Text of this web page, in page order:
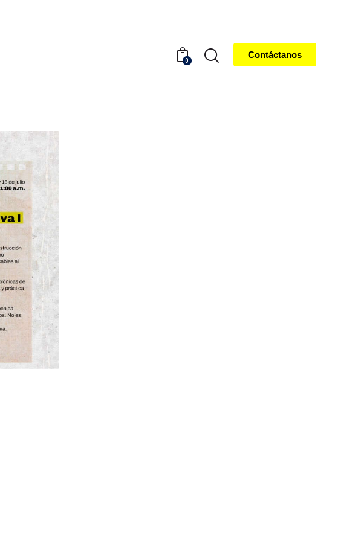
0
Contáctanos